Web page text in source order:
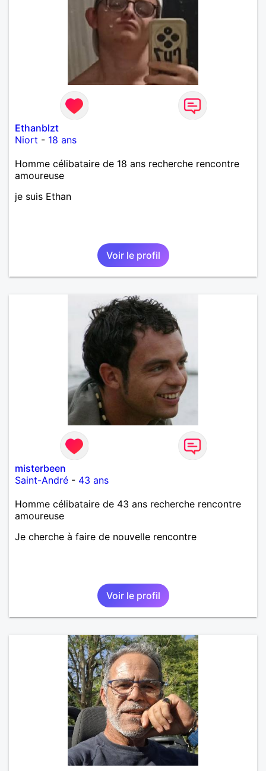
Ethanblzt
Niort - 18 ans
Homme célibataire de 18 ans recherche rencontre
amoureuse
je suis Ethan
Voir le profil
misterbeen
Saint-André - 43 ans
Homme célibataire de 43 ans recherche rencontre
amoureuse
Je cherche à faire de nouvelle rencontre
Voir le profil